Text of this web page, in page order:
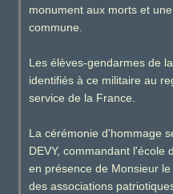
monument aux morts et
commune.
Les élèves-gendarmes de
identifiés à ce militaire au
service de la France.
La cérémonie d'hommage
DEVY, commandant l'école
en présence de Monsieur
des associations